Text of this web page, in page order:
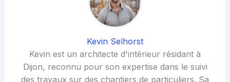
Kevin Selhorst
Kevin est un architecte d'intérieur résidant à
Dijon, reconnu pour son expertise dans le suivi
des travaux sur des chantiers de particuliers. Sa